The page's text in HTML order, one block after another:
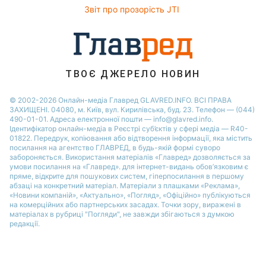
Звіт про прозорість JTI
ТВОЄ ДЖЕРЕЛО НОВИН
© 2002-2026 Онлайн-медіа Главред GLAVRED.INFO. ВСІ ПРАВА
ЗАХИЩЕНІ. 04080, м. Київ, вул. Кирилівська, буд. 23. Телефон — (044)
490-01-01. Адреса електронної пошти — info@glavred.info.
Ідентифікатор онлайн-медіа в Реєстрі суб’єктів у сфері медіа — R40-
01822. Передрук, копіювання або відтворення інформації, яка містить
посилання на агентство ГЛАВРЕД, в будь-якій формi суворо
забороняється. Використання матеріалів «Главред» дозволяється за
умови посилання на «Главред». для інтернет-видань обов’язковим є
пряме, відкрите для пошукових систем, гіперпосилання в першому
абзаці на конкретний матеріал. Матеріали з плашками «Реклама»,
«Новини компаній», «Актуально», «Погляд», «Офіційно» публікуються
на комерційних або партнерських засадах. Точки зору, виражені в
матеріалах в рубриці "Погляди", не завжди збігаються з думкою
редакції.